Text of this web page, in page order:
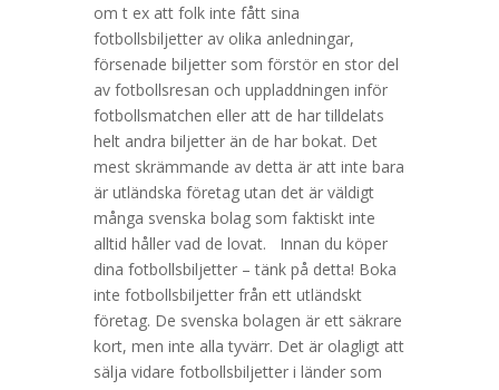
om t ex att folk inte fått sina
fotbollsbiljetter av olika anledningar,
försenade biljetter som förstör en stor del
av fotbollsresan och uppladdningen inför
fotbollsmatchen eller att de har tilldelats
helt andra biljetter än de har bokat. Det
mest skrämmande av detta är att inte bara
är utländska företag utan det är väldigt
många svenska bolag som faktiskt inte
alltid håller vad de lovat. Innan du köper
dina fotbollsbiljetter – tänk på detta! Boka
inte fotbollsbiljetter från ett utländskt
företag. De svenska bolagen är ett säkrare
kort, men inte alla tyvärr. Det är olagligt att
sälja vidare fotbollsbiljetter i länder som